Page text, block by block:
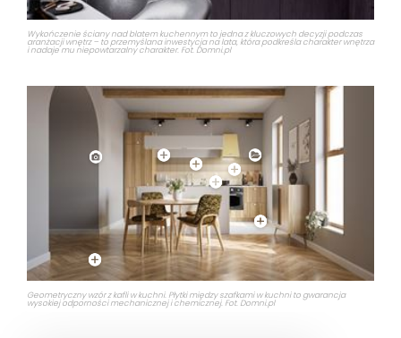
Wykończenie ściany nad blatem kuchennym to jedna z kluczowych decyzji podczas
aranżacji wnętrz – to przemyślana inwestycja na lata, która podkreśla charakter wnętrza
i nadaje mu niepowtarzalny charakter. Fot. Domni.pl
Geometryczny wzór z kafli w kuchni. Płytki między szafkami w kuchni to gwarancja
wysokiej odporności mechanicznej i chemicznej. Fot. Domni.pl